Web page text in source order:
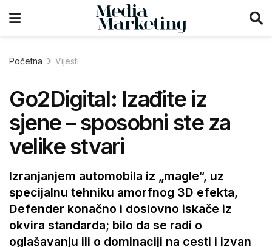
Početna Vijesti
Go2Digital: Izađite iz
sjene – sposobni ste za
velike stvari
Izranjanjem automobila iz „magle“, uz
specijalnu tehniku amorfnog 3D efekta,
Defender konačno i doslovno iskače iz
okvira standarda; bilo da se radi o
oglašavanju ili o dominaciji na cesti i izvan